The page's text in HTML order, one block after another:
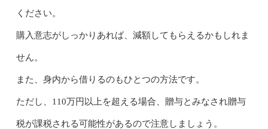
ください。
購入意志がしっかりあれば、減額してもらえるかもしれま
せん。
また、身内から借りるのもひとつの方法です。
ただし、110万円以上を超える場合、贈与とみなされ贈与
税が課税される可能性があるので注意しましょう。